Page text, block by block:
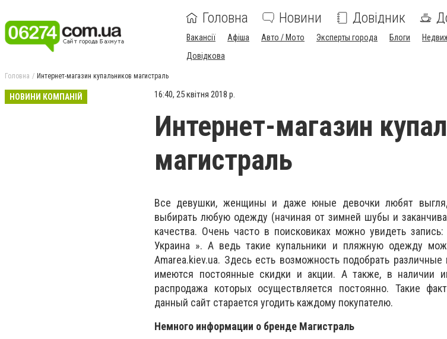
Головна Новини Довідник
Вакансії Афіша Авто / Мото Эксперты города Блоги
Довідкова
Головна Интернет-магазин купальников магистраль
НОВИНИ КОМПАНІЙ 16:40, 25 квітня 2018 р.
Интернет-магазин
магистраль
Все девушки, женщины и даже юные девочки любят
выбирать любую одежду (начиная от зимней шубы и
качества. Очень часто в поисковиках можно увидеть запись:
Украина ». А ведь такие купальники и пляжную одежду
Amarea.kiev.ua. Здесь есть возможность подобрать
имеются постоянные скидки и акции. А также, в наличии
распродажа которых осуществляется постоянно. Такие
данный сайт старается угодить каждому покупателю.
Немного информации о бренде Магистраль